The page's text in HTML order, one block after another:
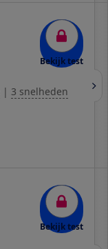
Bekijk test
| 3 snelheden
Bekijk test